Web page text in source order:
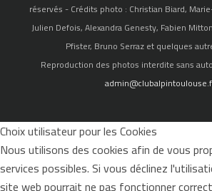
réservés - Crédits photo : Christian Biard,
Julien Defois, Alexandra Genesty, Fabien
Pfister, Bruno Serraz et quelques
Reproduction des photos interdite sans
Choix utilisateur pour les Cookies
Nous utilisons des cookies afin de vous
services possibles. Si vous déclinez